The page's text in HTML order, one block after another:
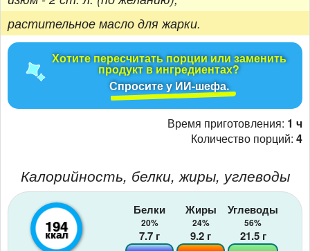
растительное масло для жарки.
Хотите пересчитать порции или заменить
продукт в ингредиентах?
Спросите у ИИ-шефа.
Время приготовления: 1 ч
Количество порций: 4
Калорийность, белки, жиры, углеводы
194
ккал
Белки
20%
7.7 г
Жиры
24%
9.2 г
Углеводы
56%
21.5г